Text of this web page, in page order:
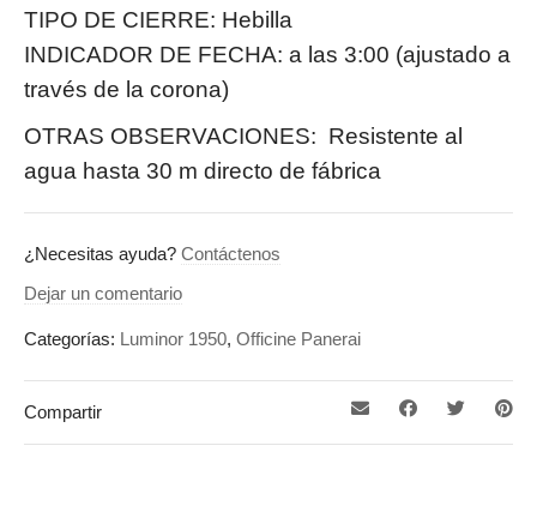
TIPO DE CIERRE: Hebilla
INDICADOR DE FECHA: a las 3:00 (ajustado a
través de la corona)
OTRAS OBSERVACIONES: Resistente al
agua hasta 30 m directo de fábrica
¿Necesitas ayuda? Contáctenos
Dejar un comentario
Categorías: Luminor 1950, Officine Panerai
Compartir